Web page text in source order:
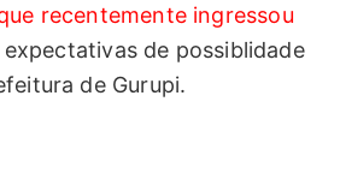
recentemente ingressou
de possiblidade
de Gurupi.